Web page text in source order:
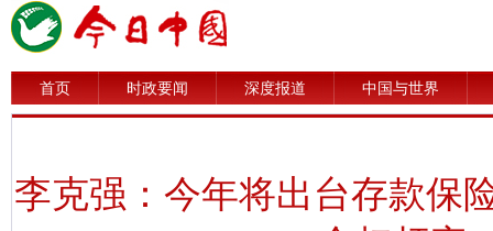
首页 时政要闻 深度报道 中国与世界
李克强：今年将出台存款保